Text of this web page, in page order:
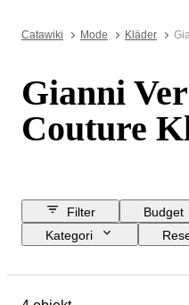
Catawiki Mode Kläder
Gianni
Couture
Filter Budget
Kategori